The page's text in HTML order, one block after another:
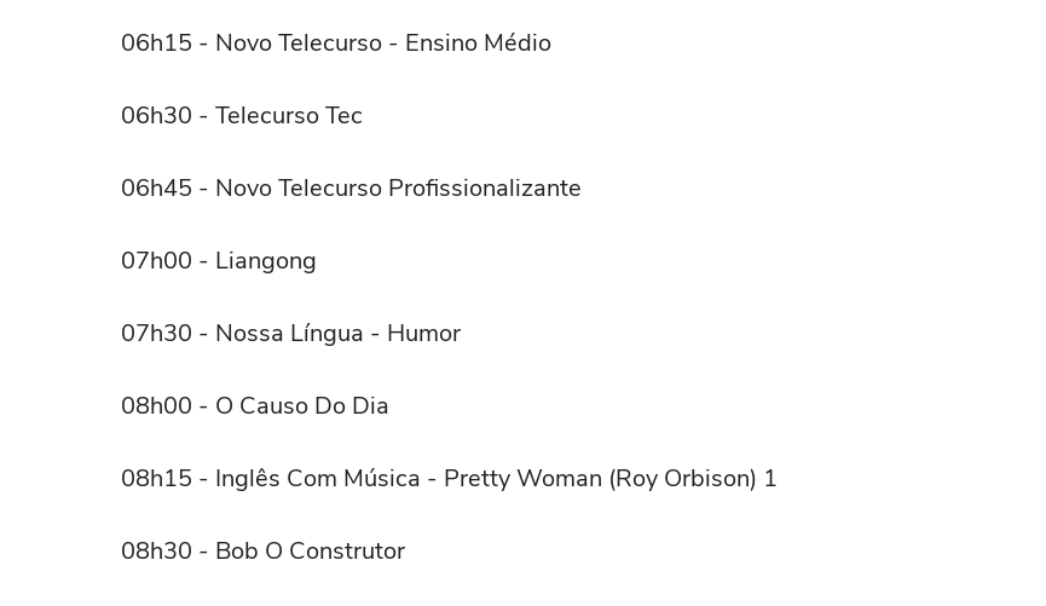
06h15 - Novo Telecurso - Ensino Médio
06h30 - Telecurso Tec
06h45 - Novo Telecurso Profissionalizante
07h00 - Liangong
07h30 - Nossa Língua - Humor
08h00 - O Causo Do Dia
08h15 - Inglês Com Música - Pretty Woman (Roy Orbison) 1
08h30 - Bob O Construtor